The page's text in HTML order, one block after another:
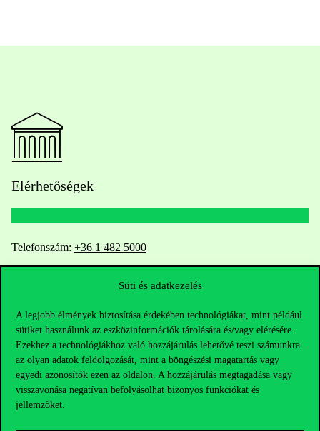
Süti és adatkezelés
A legjobb élmények biztosítása érdekében technológiákat, mint például
sütiket használunk az eszközinformációk tárolására és/vagy elérésére.
Ezekhez a technológiákhoz való hozzájárulás lehetővé teszi számunkra
az olyan adatok feldolgozását, mint a böngészési magatartás vagy
egyedi azonosítók ezen az oldalon. A hozzájárulás megtagadása vagy
visszavonása negatívan befolyásolhat bizonyos funkciókat és
jellemzőket.
Elérhetőségek
Telefonszám: +36 1 482 5000
Kérdésed van a felvételivel kapcsolatban?
Oktatói elérhetőségek
HUB jelenlegi hallgatóinknak
Sajtó:press@uni-corvinus.hu